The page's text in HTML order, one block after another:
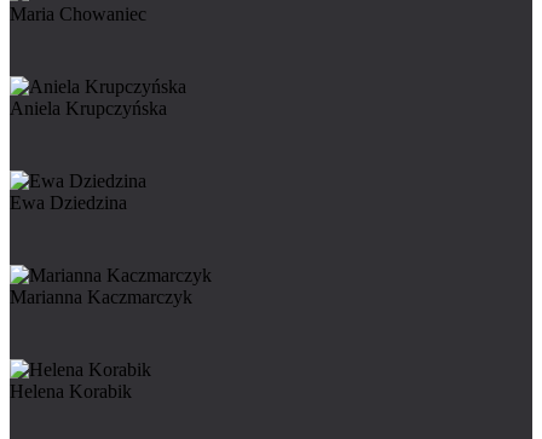
Maria Chowaniec
Aniela Krupczyńska
Ewa Dziedzina
Marianna Kaczmarczyk
Helena Korabik